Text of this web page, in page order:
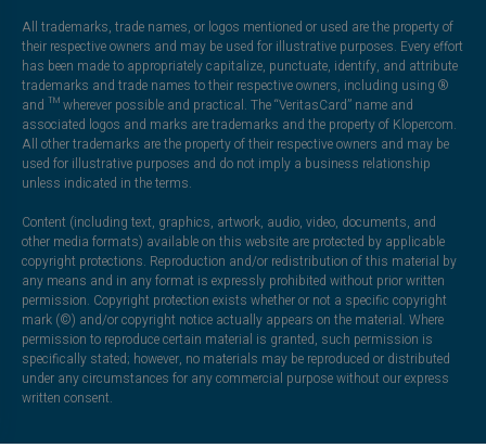
All trademarks, trade names, or logos mentioned or used are the property of
their respective owners and may be used for illustrative purposes. Every effort
has been made to appropriately capitalize, punctuate, identify, and attribute
trademarks and trade names to their respective owners, including using ®
and ™ wherever possible and practical. The “VeritasCard” name and
associated logos and marks are trademarks and the property of Klopercom.
All other trademarks are the property of their respective owners and may be
used for illustrative purposes and do not imply a business relationship
unless indicated in the terms.
Content (including text, graphics, artwork, audio, video, documents, and
other media formats) available on this website are protected by applicable
copyright protections. Reproduction and/or redistribution of this material by
any means and in any format is expressly prohibited without prior written
permission. Copyright protection exists whether or not a specific copyright
mark (©) and/or copyright notice actually appears on the material. Where
permission to reproduce certain material is granted, such permission is
specifically stated; however, no materials may be reproduced or distributed
under any circumstances for any commercial purpose without our express
written consent.